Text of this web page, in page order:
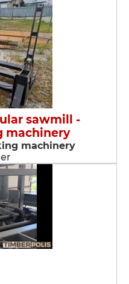
sawmill -
machinery
machinery